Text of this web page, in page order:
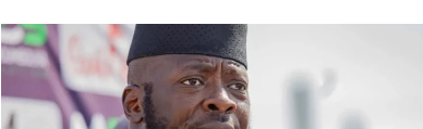
b
o
o
A
p
p
n
g
er